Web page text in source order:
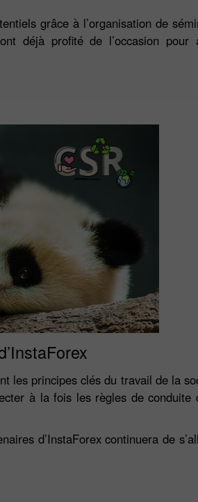
grâce à l’organisation de
déjà profité de l’occasion pour
les principes clés du travail de la
à la fois les règles de
d’InstaForex continuera de